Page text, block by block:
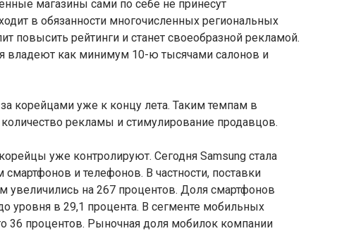
магазины сами по себе не принесут
в обязанности многочисленных региональных
повысить рейтинги и станет своеобразной рекламой.
владеют как минимум 10-ю тысячами салонов и
корейцами уже к концу лета. Таким темпам в
рекламы и стимулирование продавцов.
уже контролируют. Сегодня Samsung стала
и телефонов. В частности, поставки
увеличились на 267 процентов. Доля смартфонов
уровня в 29,1 процента. В сегменте мобильных
36 процентов. Рыночная доля мобилок компании